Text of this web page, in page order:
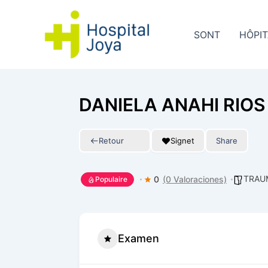
SONT
DANIELA ANAHI RIOS
Retour Signet Share
Populaire 0 (0 Valoraciones)
Examen